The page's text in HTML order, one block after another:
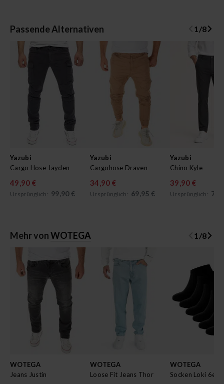
Passende Alternativen 1/8
Yazubi
Cargo Hose Jayden
49,90 €
Ursprünglich: 99,90 €
Yazubi
Cargohose Draven
34,90 €
Ursprünglich: 69,95 €
Yazubi
Chino Kyle
39,90 €
Ursprünglich:
Mehr vonWOTEGA 1 /8
WOTEGA
Jeans Justin
WOTEGA
Loose Fit Jeans Thor
WOTEGA
Socken Loki 6er